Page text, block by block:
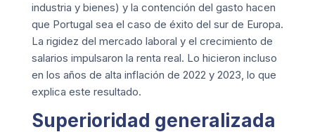
industria y bienes) y la contención del gasto hacen
que Portugal sea el caso de éxito del sur de Europa.
La rigidez del mercado laboral y el crecimiento de
salarios impulsaron la renta real. Lo hicieron incluso
en los años de alta inflación de 2022 y 2023, lo que
explica este resultado.
Superioridad generalizada